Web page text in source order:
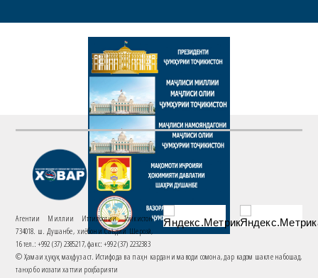
Агентии Миллии Иттилоотии Тоҷикистон
734018. ш. Душанбе, хиёбони Саъдии Шерозӣ,
16 тел.: +992 (37) 2385217, факс: +992 (37) 2232383
© Ҳамаи ҳуқуқ маҳфуз аст. Истифода ва паҳн кардани маводи сомона, дар кадом шакле набошад,
танҳо бо иҷозати хаттии роҳбарияти